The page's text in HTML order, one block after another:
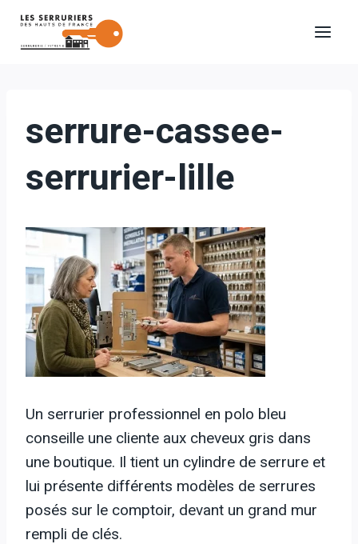
Aller
serrure-cassee-
serrurier-lille
Un serrurier professionnel en polo bleu
conseille une cliente aux cheveux gris dans
une boutique. Il tient un cylindre de serrure et
lui présente différents modèles de serrures
posés sur le comptoir, devant un grand mur
rempli de clés.